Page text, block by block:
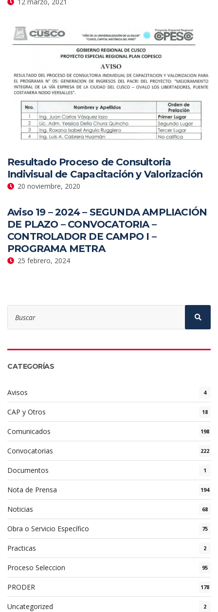
Resultado Proceso de Consultoria
Indivisual de Capacitación y Valorización
20 noviembre, 2020
Aviso 19 – 2024 – SEGUNDA AMPLIACIÓN
DE PLAZO – CONVOCATORIA –
CONTROLADOR DE CAMPO I –
PROGRAMA METRA
25 febrero, 2024
for:
CATEGORÍAS
Avisos 4
CAP y Otros 18
Comunicados 198
Convocatorias 222
Documentos 1
Nota de Prensa 194
Noticias 68
Obra o Servicio Específico 75
Practicas 2
Proceso Seleccion 95
PRODER 178
Uncategorized 2